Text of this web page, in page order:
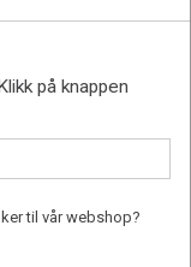
til vår webshop?